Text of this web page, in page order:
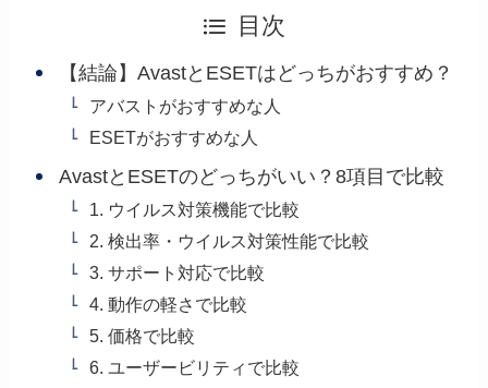
目次
【結論】AvastとESETはどっちがおすすめ？
アバストがおすすめな人
ESETがおすすめな人
AvastとESETのどっちがいい？8項目で比較
1. ウイルス対策機能で比較
2. 検出率・ウイルス対策性能で比較
3. サポート対応で比較
4. 動作の軽さで比較
5. 価格で比較
6. ユーザービリティで比較